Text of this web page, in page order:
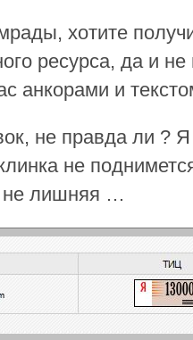
хотите
ресурса, да и не
анкорами и
не правда ли ?
не
не лишняя …